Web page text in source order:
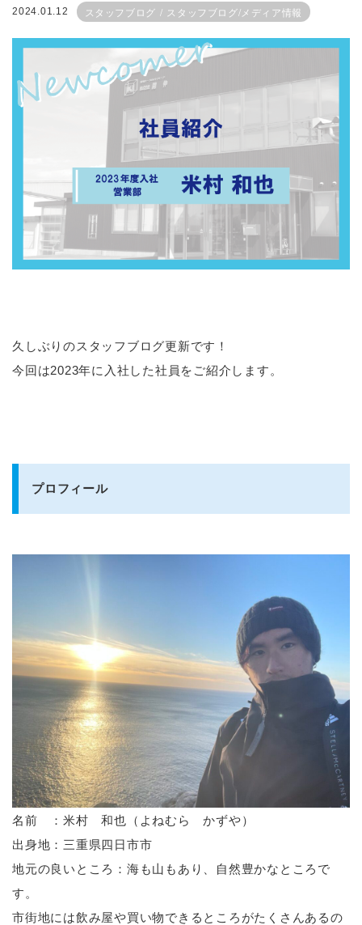
2024.01.12 スタッフブログ スタッフブログ/メディア情報
久しぶりのスタッフブログ更新です！
今回は2023年に入社した社員をご紹介します。
プロフィール
名前 ：米村 和也（よねむら かずや）
出身地：三重県四日市市
地元の良いところ：海も山もあり、自然豊かなところで
す。
市街地には飲み屋や買い物できるところがたくさんあるの